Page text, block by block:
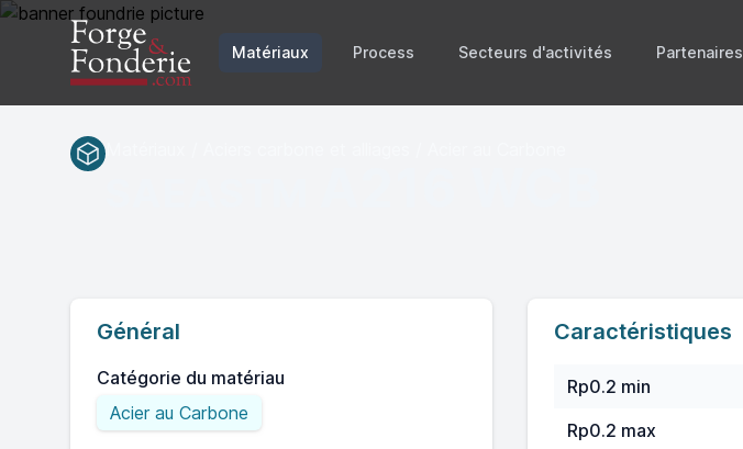
Matériaux Process Secteurs d'activités Partenaires
Général
Catégorie du matériau
Acier au Carbone
Caractéristiques
Rp0.2 min
Rp0.2 max